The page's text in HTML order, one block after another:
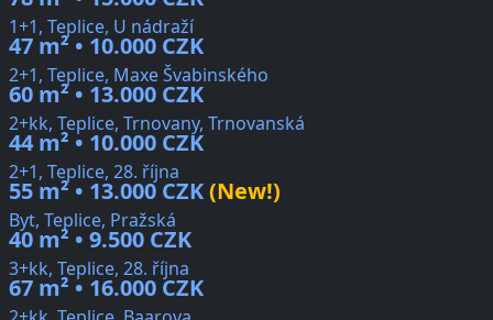
1+1, Teplice, U nádraží
47 m² • 10.000 CZK
2+1, Teplice, Maxe Švabinského
60 m² • 13.000 CZK
2+kk, Teplice, Trnovany, Trnovanská
44 m² • 10.000 CZK
2+1, Teplice, 28. října
55 m² • 13.000 CZK(New!)
Byt, Teplice, Pražská
40 m² • 9.500 CZK
3+kk, Teplice, 28. října
67 m² • 16.000 CZK